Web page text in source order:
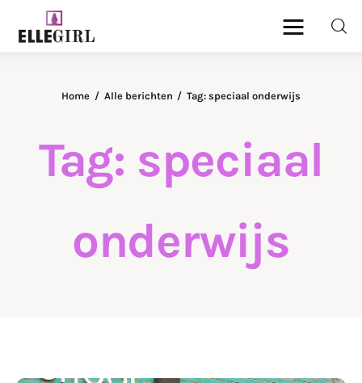
Tag: speciaal
onderwijs
Home Alle berichten Tag: speciaal onderwijs
Ellegirl
Fashion
Geld
Gezondheid